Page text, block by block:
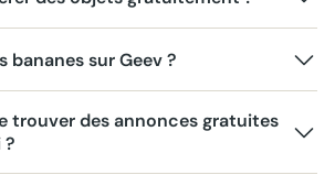
bananes sur Geev ?
trouver des annonces gratuites
?